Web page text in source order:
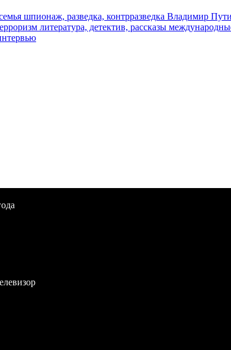
шпионаж, разведка, контрразведка Владимир
литература, детектив, рассказы